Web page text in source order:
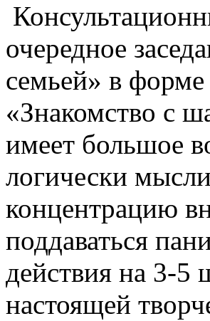
очередное
семьей» в форме
«Знакомство с
имеет большое
логически
концентрацию
поддаваться
действия на 3-5
настоящей